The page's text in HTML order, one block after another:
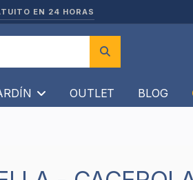
EN 24 HORAS
OUTLET BLOG